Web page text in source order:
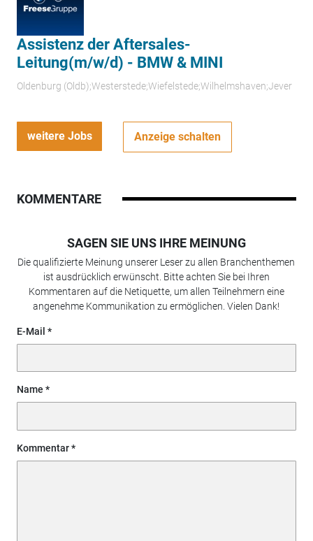
Assistenz der Aftersales-
Leitung(m/w/d) - BMW & MINI
Oldenburg (Oldb);Westerstede;Wiefelstede;Wilhelmshaven;Jever
weitere Jobs Anzeige schalten
KOMMENTARE
SAGEN SIE UNS IHRE MEINUNG
Die qualifizierte Meinung unserer Leser zu allen Branchenthemen
ist ausdrücklich erwünscht. Bitte achten Sie bei Ihren
Kommentaren auf die Netiquette, um allen Teilnehmern eine
angenehme Kommunikation zu ermöglichen. Vielen Dank!
E-Mail
Name
Kommentar